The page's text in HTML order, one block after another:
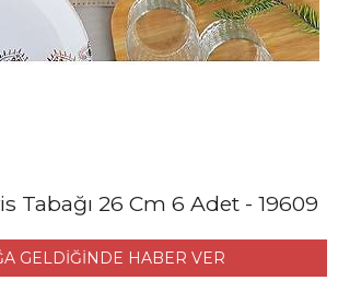
Tabağı 26 Cm 6 Adet - 19609
GELDİĞİNDE HABER VER